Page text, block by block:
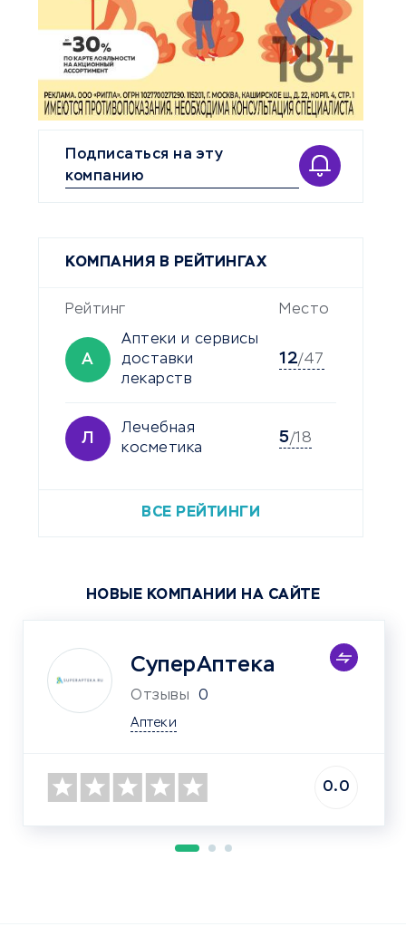
Подписаться на эту
компанию
КОМПАНИЯ В РЕЙТИНГАХ
Рейтинг Место
А
Аптеки и сервисы
доставки
лекарств
12/47
Л
Лечебная
косметика
5/18
ВСЕ РЕЙТИНГИ
НОВЫЕ КОМПАНИИ НА САЙТЕ
СуперАптека
Отзывы 0
Аптеки
0.0